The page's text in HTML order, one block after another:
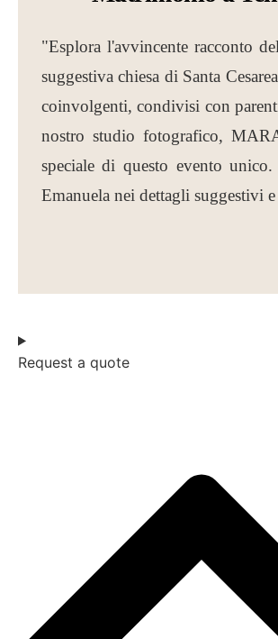
"Esplora l'avvincente racconto
suggestiva chiesa di Santa
coinvolgenti, condivisi con
nostro studio fotografico,
speciale di questo evento
Emanuela nei dettagli suggestivi
Request a quote